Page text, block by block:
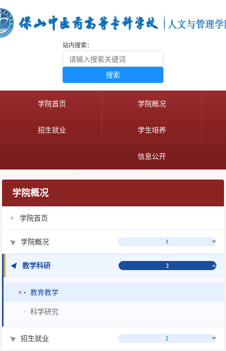
站内搜索：
搜索
学院首页 学院概况
招生就业 学生培养
信息公开
学院概况
▶ 学院首页
▶ 学院概况 3
▶ 教学科研 2
• 教育教学
• 科学研究
▶ 招生就业 2